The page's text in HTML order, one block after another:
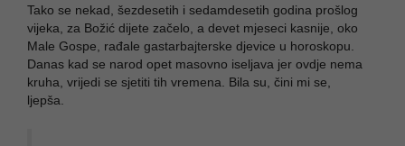
Tako se nekad, šezdesetih i sedamdesetih godina prošlog
vijeka, za Božić dijete začelo, a devet mjeseci kasnije, oko
Male Gospe, rađale gastarbajterske djevice u horoskopu.
Danas kad se narod opet masovno iseljava jer ovdje nema
kruha, vrijedi se sjetiti tih vremena. Bila su, čini mi se,
ljepša.